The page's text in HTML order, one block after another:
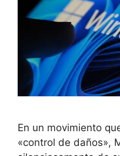
En un movimiento
«control de daños»,